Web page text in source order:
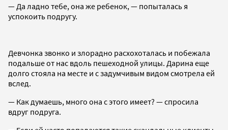
— Да ладно тебе, она же ребенок, — попыталась я
успокоить подругу.
Девчонка звонко и злорадно расхохоталась и побежала
подальше от нас вдоль пешеходной улицы. Дарина еще
долго стояла на месте и с задумчивым видом смотрела ей
вслед.
— Как думаешь, много она с этого имеет? — спросила
вдруг подруга.